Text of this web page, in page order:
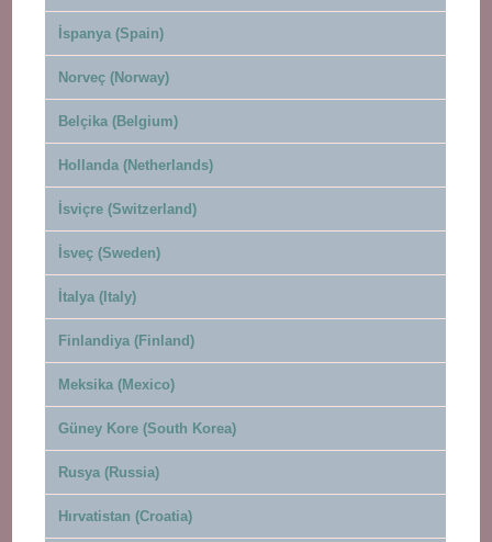
İspanya (Spain)
Norveç (Norway)
Belçika (Belgium)
Hollanda (Netherlands)
İsviçre (Switzerland)
İsveç (Sweden)
İtalya (Italy)
Finlandiya (Finland)
Meksika (Mexico)
Güney Kore (South Korea)
Rusya (Russia)
Hırvatistan (Croatia)